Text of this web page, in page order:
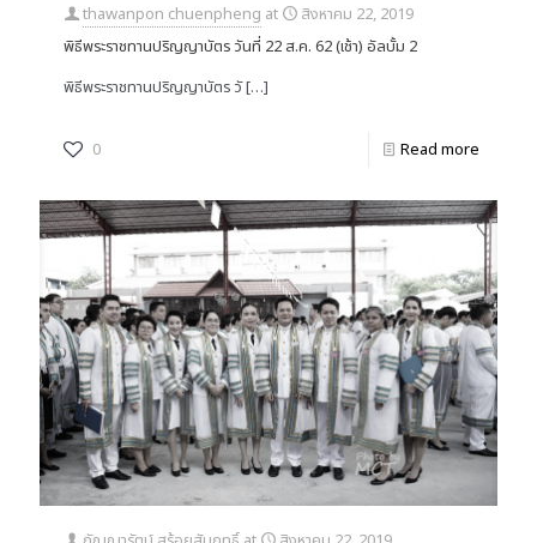
thawanpon chuenpheng at
สิงหาคม 22, 2019
พิธีพระราชทานปริญญาบัตร วันที่ 22 ส.ค. 62 (เช้า) อัลบั้ม 2
พิธีพระราชทานปริญญาบัตร วั[…]
0 Read more